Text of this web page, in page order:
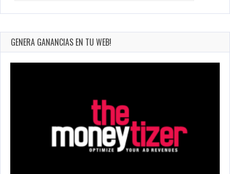
GENERA GANANCIAS EN TU WEB!